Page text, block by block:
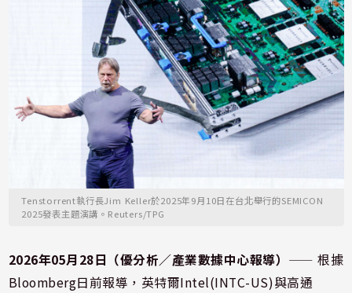
Tenstorrent執行長Jim Keller於2025年9月10日在台北舉行的SEMICON
2025發表主題演講。Reuters/TPG
2026年05月28日（優分析／產業數據中心報導） ⸺ 根據
Bloomberg日前報導，英特爾Intel(INTC-US)與高通